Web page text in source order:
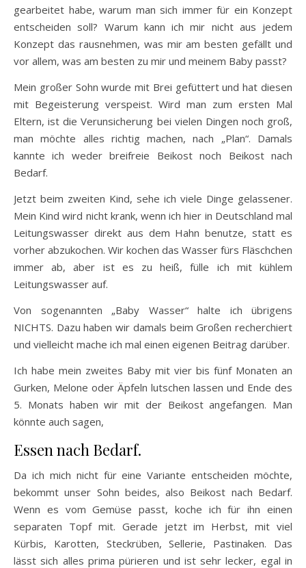
gearbeitet habe, warum man sich immer für ein Konzept
entscheiden soll? Warum kann ich mir nicht aus jedem
Konzept das rausnehmen, was mir am besten gefällt und
vor allem, was am besten zu mir und meinem Baby passt?
Mein großer Sohn wurde mit Brei gefüttert und hat diesen
mit Begeisterung verspeist. Wird man zum ersten Mal
Eltern, ist die Verunsicherung bei vielen Dingen noch groß,
man möchte alles richtig machen, nach „Plan“. Damals
kannte ich weder breifreie Beikost noch Beikost nach
Bedarf.
Jetzt beim zweiten Kind, sehe ich viele Dinge gelassener.
Mein Kind wird nicht krank, wenn ich hier in Deutschland mal
Leitungswasser direkt aus dem Hahn benutze, statt es
vorher abzukochen. Wir kochen das Wasser fürs Fläschchen
immer ab, aber ist es zu heiß, fülle ich mit kühlem
Leitungswasser auf.
Von sogenannten „Baby Wasser“ halte ich übrigens
NICHTS. Dazu haben wir damals beim Großen recherchiert
und vielleicht mache ich mal einen eigenen Beitrag darüber.
Ich habe mein zweites Baby mit vier bis fünf Monaten an
Gurken, Melone oder Äpfeln lutschen lassen und Ende des
5. Monats haben wir mit der Beikost angefangen. Man
könnte auch sagen,
Essen nach Bedarf.
Da ich mich nicht für eine Variante entscheiden möchte,
bekommt unser Sohn beides, also Beikost nach Bedarf.
Wenn es vom Gemüse passt, koche ich für ihn einen
separaten Topf mit. Gerade jetzt im Herbst, mit viel
Kürbis, Karotten, Steckrüben, Sellerie, Pastinaken. Das
lässt sich alles prima pürieren und ist sehr lecker, egal in